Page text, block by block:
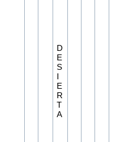
D
E
S
I
E
R
T
A